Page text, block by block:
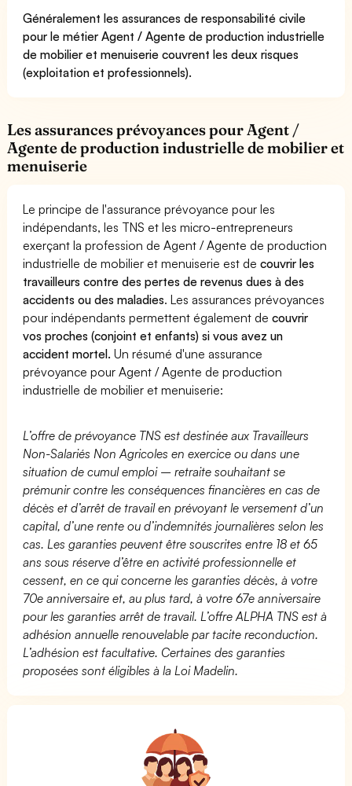
Généralement les assurances de responsabilité civile
pour le métier Agent / Agente de production industrielle
de mobilier et menuiserie couvrent les deux risques
(exploitation et professionnels).
Les assurances prévoyances pour Agent /
Agente de production industrielle de mobilier et
menuiserie
Le principe de l'assurance prévoyance pour les
indépendants, les TNS et les micro-entrepreneurs
exerçant la profession de Agent / Agente de production
industrielle de mobilier et menuiserie est decouvrir les
travailleurs contre des pertes de revenus dues à des
accidents ou des maladies. Les assurances prévoyances
pour indépendants permettent également decouvrir
vos proches (conjoint et enfants) si vous avez un
accident mortel. Un résumé d'une assurance
prévoyance pour Agent / Agente de production
industrielle de mobilier et menuiserie:
L’offre de prévoyance TNS est destinée aux Travailleurs
Non-Salariés Non Agricoles en exercice ou dans une
situation de cumul emploi – retraite souhaitant se
prémunir contre les conséquences financières en cas de
décès et d’arrêt de travail en prévoyant le versement d’un
capital, d’une rente ou d’indemnités journalières selon les
cas. Les garanties peuvent être souscrites entre 18 et 65
ans sous réserve d’être en activité professionnelle et
cessent, en ce qui concerne les garanties décès, à votre
70e anniversaire et, au plus tard, à votre 67e anniversaire
pour les garanties arrêt de travail. L’offre ALPHA TNS est à
adhésion annuelle renouvelable par tacite reconduction.
L’adhésion est facultative. Certaines des garanties
proposées sont éligibles à la Loi Madelin.